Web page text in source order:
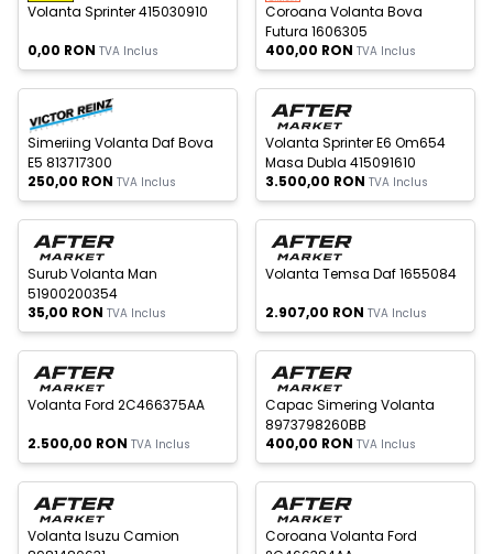
Volanta Sprinter 415030910
0,00 RON TVA Inclus
Coroana Volanta Bova
Futura 1606305
400,00 RON TVA Inclus
Epuizat
Simeriing Volanta Daf Bova
E5 813717300
250,00 RON TVA Inclus
Stoc Epuizat
Volanta Sprinter E6 Om654
Masa Dubla 415091610
3.500,00 RON TVA Inclus
Epuizat
Surub Volanta Man
51900200354
35,00 RON TVA Inclus
Nou
Stoc Epuizat
Volanta Temsa Daf 1655084
2.907,00 RON TVA Inclus
Nou
Epuizat
Volanta Ford 2C466375AA
2.500,00 RON TVA Inclus
Nou
Stoc Epuizat
Capac Simering Volanta
8973798260BB
400,00 RON TVA Inclus
Nou
Epuizat
Volanta Isuzu Camion
Nou
Stoc Epuizat
Coroana Volanta Ford